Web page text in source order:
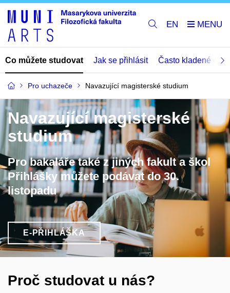
EN
Co můžete studovat Jak se přihlásit Často kladené
Pro uchazeče Navazující magisterské studium
Navazující magisterské
studium
Pro bakaláře také z jiných fakult a škol
Přihlášky můžete podávat do 30.
listopadu
E-PŘIHLÁŠKA
Proč studovat u nás?